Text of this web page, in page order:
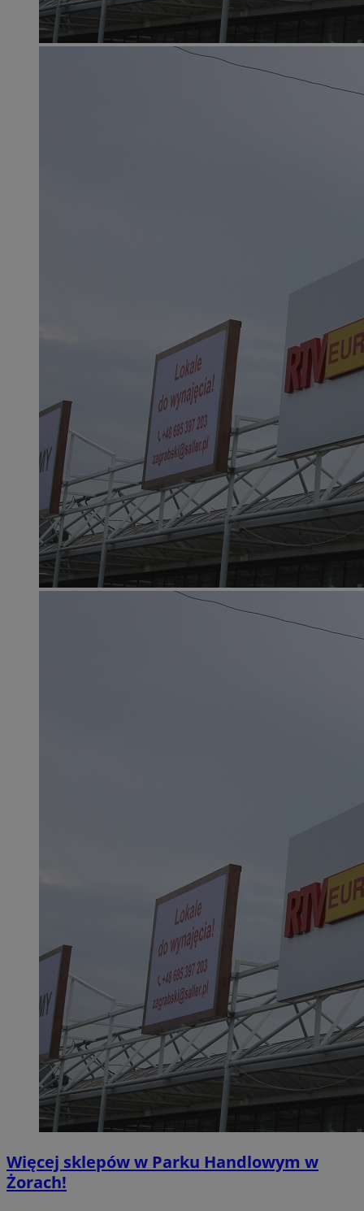
Więcej sklepów w Parku Handlowym w
Żorach!